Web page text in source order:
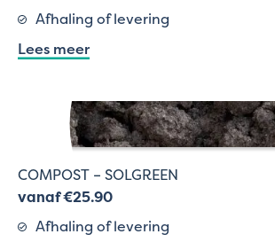
Afhaling of levering
Lees meer
COMPOST – SOLGREEN
vanaf €25.90
Afhaling of levering